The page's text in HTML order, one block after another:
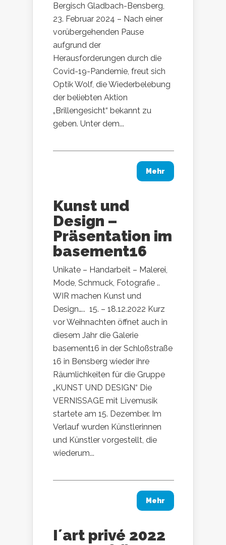
Bergisch Gladbach-Bensberg,
23. Februar 2024 – Nach einer
vorübergehenden Pause
aufgrund der
Herausforderungen durch die
Covid-19-Pandemie, freut sich
Optik Wolf, die Wiederbelebung
der beliebten Aktion
„Brillengesicht“ bekannt zu
geben. Unter dem...
Mehr
Kunst und
Design –
Präsentation im
basement16
Unikate – Handarbeit – Malerei,
Mode, Schmuck, Fotografie ..
WIR machen Kunst und
Design….. 15. – 18.12.2022 Kurz
vor Weihnachten öffnet auch in
diesem Jahr die Galerie
basement16 in der Schloßstraße
16 in Bensberg wieder ihre
Räumlichkeiten für die Gruppe
„KUNST UND DESIGN“ Die
VERNISSAGE mit Livemusik
startete am 15. Dezember. Im
Verlauf wurden Künstlerinnen
und Künstler vorgestellt, die
wiederum...
Mehr
I´art privé 2022